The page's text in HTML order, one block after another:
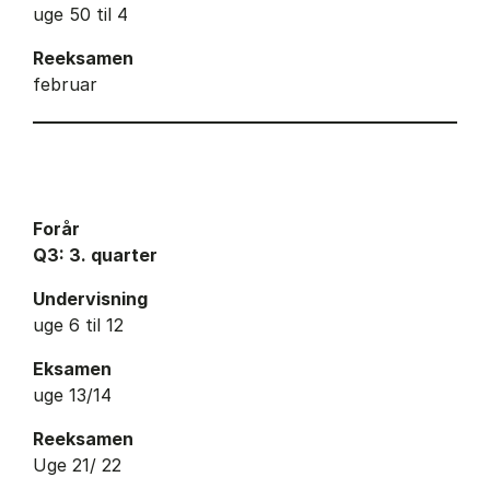
uge 50 til 4
Reeksamen
februar
Forår
Q3: 3. quarter
Undervisning
uge 6 til 12
Eksamen
uge 13/14
Reeksamen
Uge 21/ 22